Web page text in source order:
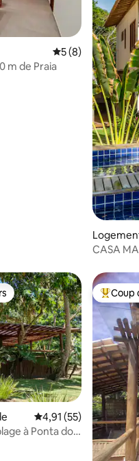
Note moyenne
5 (8)
m de Praia
CASA
Note moyenne de
4,91 (55)
à Ponta do
Coup
Coup